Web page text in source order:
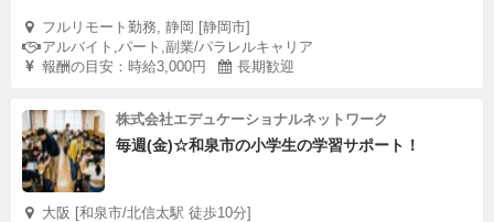
フルリモート勤務, 静岡 [静岡市]
アルバイト,パート,副業/パラレルキャリア
報酬の目安：時給3,000円
長期歓迎
株式会社エデュケーショナルネットワーク
毎週(金)☆和泉市の小学生の学習サポート！
大阪 [和泉市/北信太駅 徒歩10分]